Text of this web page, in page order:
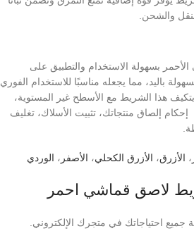
والشحن.
بسهولة الاستخدام والتطبيق على
باليد، مما يجعله مناسبًا للاستخدام الفوري
هذا الشريط مع الأسطح غير المستوية،
إحكام إلصاق منتجاتك، تثبيت الأسلاك، تغليف
، الأزرق، الأزرق الكحلي، الأصفر ، الوردي
لاصق قماشي احمر
جميع احتياجاتك في متجرك الإلكتروني.